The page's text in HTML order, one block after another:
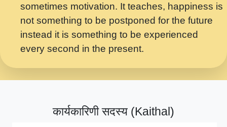
लडल ज बल ल क ज न लग Sadhvi Purnima Ji
7.9.2021 जवल नगर दलल #बसर.mp3
सख भ मझ पयर ह दख भ मझ पयर ह!छड म कस दत
सपरहट भजन 2021 - तर अखय ह जद भर बहर ज म
सपरहट शयम भजन - जय जय शयम जय जय शयम
sometimes motivation. It teaches, happiness is
not something to be postponed for the future
instead it is something to be experienced
every second in the present.
कार्यकारिणी सदस्य (Kaithal)